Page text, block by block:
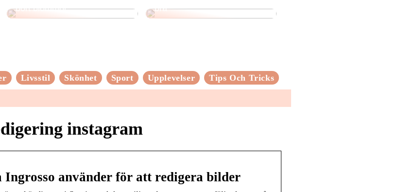
bort blommor
bra
Livsstil Skönhet Sport Upplevelser Tips Och Tricks
instagram
använder för att redigera bilder